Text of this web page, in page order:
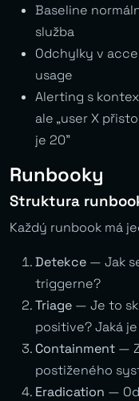
Baseline
služba
Odchylky v
usage
Alerting s
ale „user X
je 20”
Runbooky
Struktura
Každý runbook má
Detekce — Jak
triggerne?
Triage — Je to
positive? Jaká
Containment —
postiženého
Eradication —